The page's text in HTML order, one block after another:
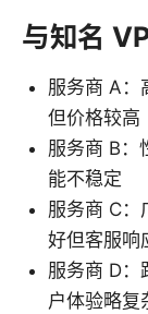
与知名
服务商 A：
但价格较高
服务商 B：
能不稳定
服务商 C：
好但客服响
服务商 D：
户体验略复